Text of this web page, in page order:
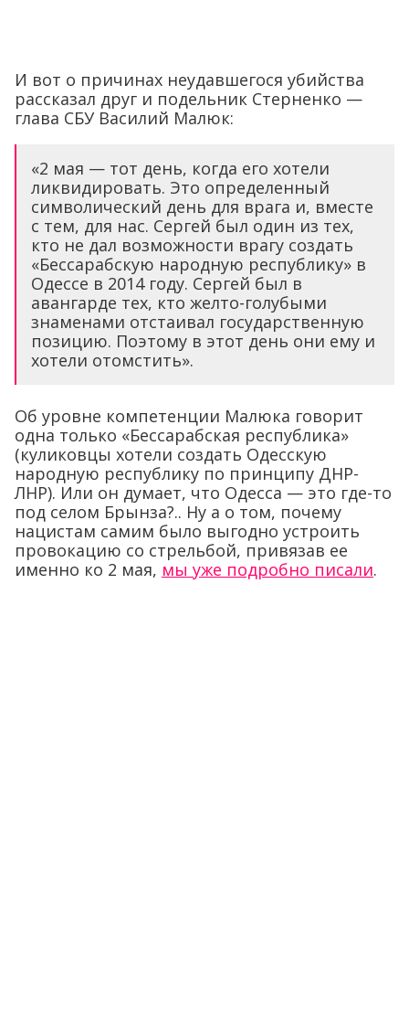
И вот о причинах неудавшегося убийства
рассказал друг и подельник Стерненко —
глава СБУ Василий Малюк:
«2 мая — тот день, когда его хотели
ликвидировать. Это определенный
символический день для врага и, вместе
с тем, для нас. Сергей был один из тех,
кто не дал возможности врагу создать
«Бессарабскую народную республику» в
Одессе в 2014 году. Сергей был в
авангарде тех, кто желто-голубыми
знаменами отстаивал государственную
позицию. Поэтому в этот день они ему и
хотели отомстить».
Об уровне компетенции Малюка говорит
одна только «Бессарабская республика»
(куликовцы хотели создать Одесскую
народную республику по принципу ДНР-
ЛНР). Или он думает, что Одесса — это где-то
под селом Брынза?.. Ну а о том, почему
нацистам самим было выгодно устроить
провокацию со стрельбой, привязав ее
именно ко 2 мая, мы уже подробно писали.